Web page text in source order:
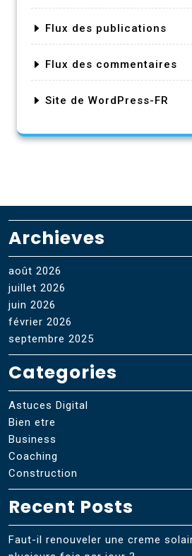
Flux des publications
Flux des commentaires
Site de WordPress-FR
Archieves
août 2026
juillet 2026
juin 2026
février 2026
septembre 2025
Categories
Astuces Digital
Bien etre
Business
Coaching
Construction
Recent Posts
Faut-il renouveler une creme